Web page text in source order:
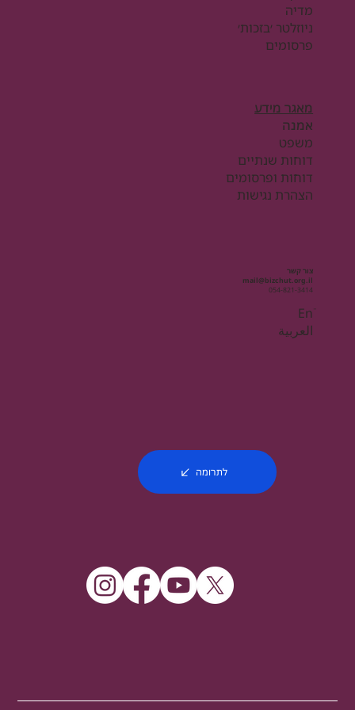
צור קשר
mail@bizchut.org.il
054-821-3414
Enֿ
العربية
מדיה
ניוזלטר ׳בזכות׳
פרסומים
מאגר מידע
אמנה
משפט
דוחות שנתיים
דוחות ופרסומים
הצהרת נגישות
לתרומה